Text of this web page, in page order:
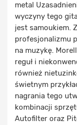
metal
wyczyny tego
jest samoukiem.
profesjonalizmu
na muzykę.
reguł i
również
świetnym
nagrania tego
kombinacji
Autofilter oraz